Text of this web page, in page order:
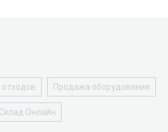
отходов Продажа оборудования
Склад Онлайн